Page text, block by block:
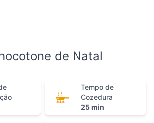
de Natal
Tempo de
Cozedura
25 min